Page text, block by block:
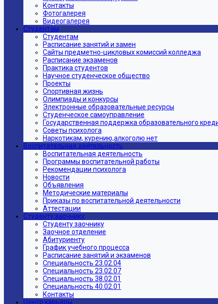
Контакты
Фотогалерея
Видеогалерея
Студентам
Студентам
Расписание занятий и замен
Сайты предметно-цикловых комиссий колледжа
Расписание экзаменов
Практика студентов
Научное студенческое общество
Проекты
Спортивная жизнь
Олимпиады и конкурсы
Электронные образовательные ресурсы
Студенческое самоуправление
Государственная поддержка образовательного
Советы психолога
Наркотикам, курению,алкоголю нет
Воспитательная деятельность
Воспитательная деятельность
Программы воспитательной работы
Рекомендации психолога
Новости
Объявления
Методические материалы
Приказы по воспитательной деятельности
Аттестации
Студенту заочнику
Студенту заочнику
Заочное отделение
Абитуриенту
График учебного процесса
Расписание занятий и экзаменов
Специальность 23.02.04
Специальность 23.02.07
Специальность 38.02.01
Специальность 40.02.01
Контакты
Центр карьеры